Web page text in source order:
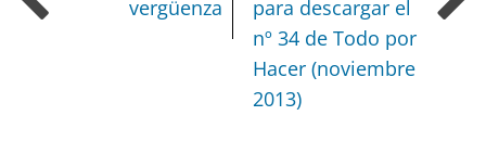
vergüenza
para descargar el
nº 34 de Todo por
Hacer (noviembre
2013)